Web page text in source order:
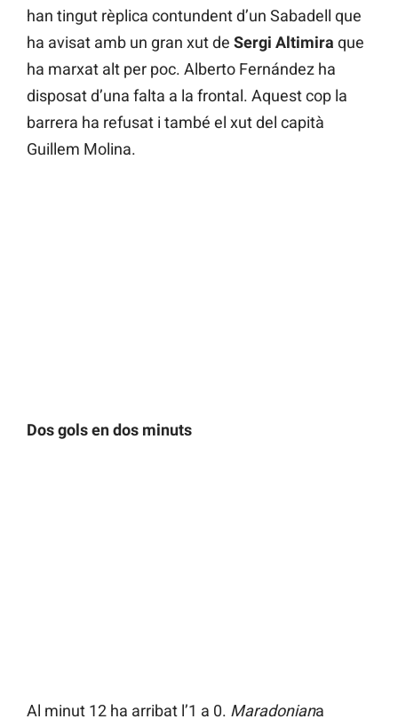
han tingut rèplica contundent d’un Sabadell que
ha avisat amb un gran xut de Sergi Altimira que
ha marxat alt per poc. Alberto Fernández ha
disposat d’una falta a la frontal. Aquest cop la
barrera ha refusat i també el xut del capità
Guillem Molina.
Dos gols en dos minuts
Al minut 12 ha arribat l’1 a 0. Maradoniana